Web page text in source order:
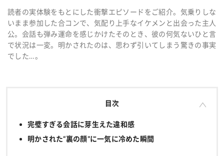
読者の実体験をもとにした衝撃エピソードをご紹介。気乗りしな
いまま参加した合コンで、気配り上手なイケメンと出会った主人
公。会話も弾み運命を感じかけたそのとき、彼の何気ないひと言
で状況は一変。明かされたのは、思わず引いてしまう驚きの事実
でした…。
目次
完璧すぎる会話に芽生えた違和感
明かされた“裏の顔”に一気に冷めた瞬間